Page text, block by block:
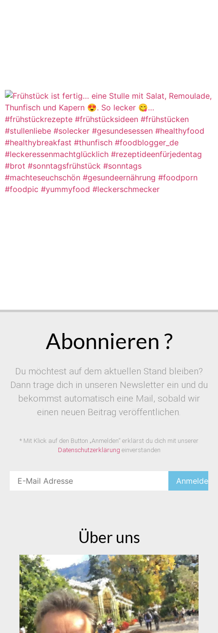
Abonnieren ?
Du möchtest auf dem aktuellen Stand bleiben?
Dann trage dich in unseren Newsletter ein und du
bekommst automatisch eine Mail, sobald wir
einen neuen Beitrag veröffentlichen.
* Mit Klick auf den Button „Anmelden“ erklärst du dich mit unserer
Datenschutzerklärung einverstanden
Über uns